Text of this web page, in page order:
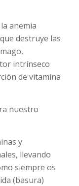
anemia
destruye las
intrínseco
de vitamina
nuestro
y
llevando
siempre os
(basura)